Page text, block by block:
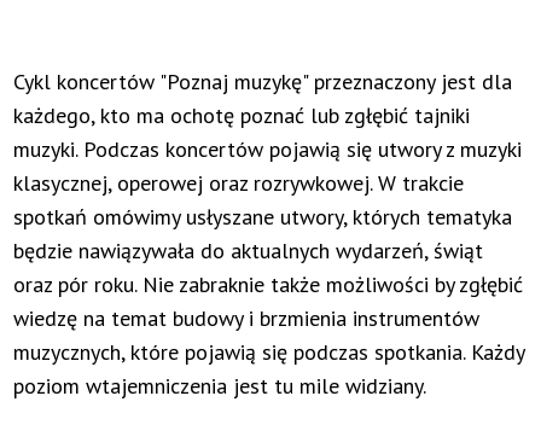
Cykl koncertów "Poznaj muzykę" przeznaczony jest dla
każdego, kto ma ochotę poznać lub zgłębić tajniki
muzyki. Podczas koncertów pojawią się utwory z muzyki
klasycznej, operowej oraz rozrywkowej. W trakcie
spotkań omówimy usłyszane utwory, których tematyka
będzie nawiązywała do aktualnych wydarzeń, świąt
oraz pór roku. Nie zabraknie także możliwości by zgłębić
wiedzę na temat budowy i brzmienia instrumentów
muzycznych, które pojawią się podczas spotkania. Każdy
poziom wtajemniczenia jest tu mile widziany.